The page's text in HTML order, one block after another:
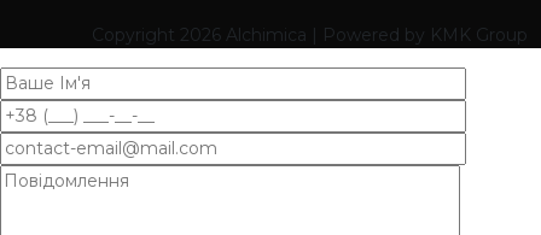
Copyright 2026 Alchimica | Powered by KMK Group